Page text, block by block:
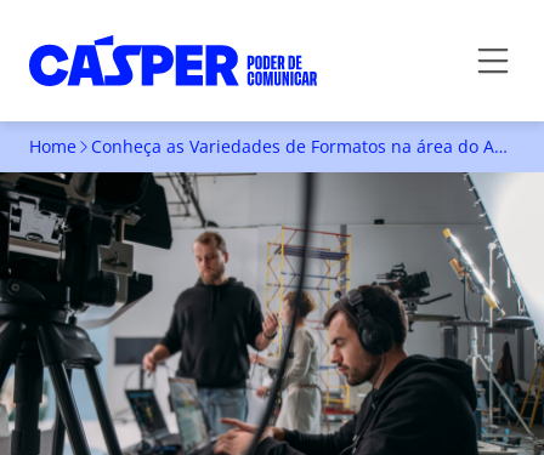
Home Conheça as Variedades de Formatos na área do Audiovisual